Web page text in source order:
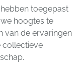
toegepast
hoogtes te
van de ervaringen
collectieve